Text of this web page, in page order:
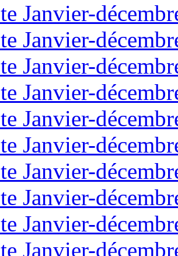
Janvier-
Janvier-
Janvier-
Janvier-
Janvier-
Janvier-
Janvier-
Janvier-
Janvier-
Janvier-